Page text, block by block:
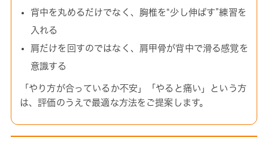
背中を丸めるだけでなく、胸椎を“少し伸ばす”練習を
入れる
肩だけを回すのではなく、肩甲骨が背中で滑る感覚を
意識する
「やり方が合っているか不安」「やると痛い」という方
は、評価のうえで最適な方法をご提案します。